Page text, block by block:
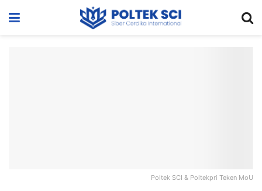
Poltek SCI & Poltekpri Teken MoU